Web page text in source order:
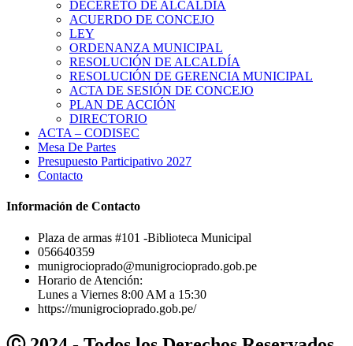
DECERETO DE ALCALDÍA
ACUERDO DE CONCEJO
LEY
ORDENANZA MUNICIPAL
RESOLUCIÓN DE ALCALDÍA
RESOLUCIÓN DE GERENCIA MUNICIPAL
ACTA DE SESIÓN DE CONCEJO
PLAN DE ACCIÓN
DIRECTORIO
ACTA – CODISEC
Mesa De Partes
Presupuesto Participativo 2027
Contacto
Información de Contacto
Plaza de armas #101 -Biblioteca Municipal
056640359
munigrocioprado@munigrocioprado.gob.pe
Horario de Atención:
Lunes a Viernes 8:00 AM a 15:30
https://munigrocioprado.gob.pe/